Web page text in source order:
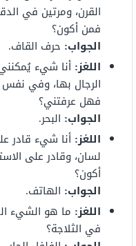
القرن، ومرتين في
فمن أكون؟
الجواب: حرف القاف.
اللغز: أنا شيء
الرجال بها، وفي نفس
فهل عرفتني؟
الجواب: البحر.
اللغز: أنا شيء قادر
لسان، وقادر على
أكون؟
الجواب: الهاتف.
اللغز: ما هو الشيء
في الثلاجة؟